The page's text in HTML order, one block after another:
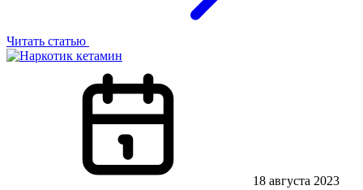
Читать статью
18 августа 2023